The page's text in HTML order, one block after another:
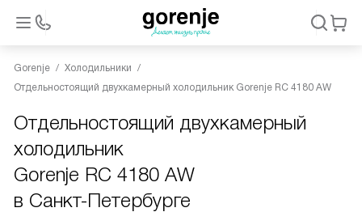
Gorenje
Холодильники
Отдельностоящий двухкамерный холодильник Gorenje RC 4180 AW
Отдельностоящий двухкамерный
холодильник
Gorenje RC 4180 AW
в Санкт-Петербурге